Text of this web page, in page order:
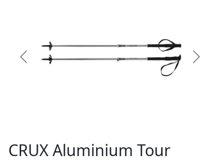
CRUX Aluminium Tour